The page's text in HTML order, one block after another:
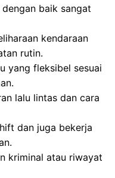
baik sangat
kendaraan
rutin.
yang fleksibel sesuai
lalu lintas dan cara
dan juga bekerja
kriminal atau riwayat